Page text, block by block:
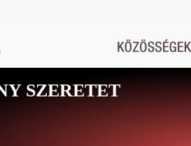
SZERETET